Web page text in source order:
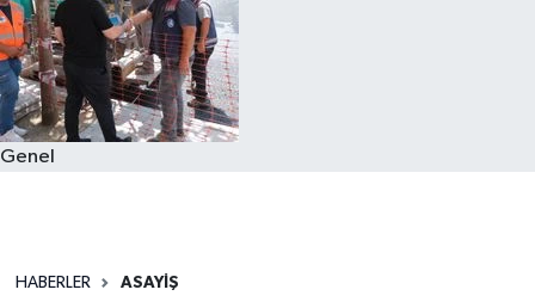
Genel
HABERLER ASAYIŞ
Süper Lig Puan Durumu ve Fikstür
Tüm Manşetler
Son Dakika Haberleri